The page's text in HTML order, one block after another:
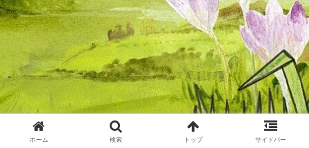
ホーム 検索 トップ サイドバー